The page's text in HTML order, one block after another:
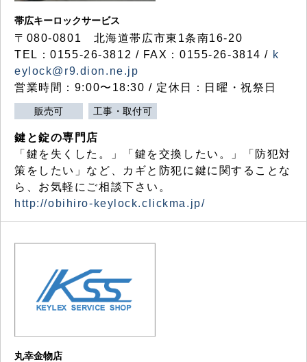
帯広キーロックサービス
〒080-0801 北海道帯広市東1条南16-20
TEL：0155-26-3812 / FAX：0155-26-3814 / k
eylock@r9.dion.ne.jp
営業時間：9:00〜18:30 / 定休日：日曜・祝祭日
販売可 工事・取付可
鍵と錠の専門店
「鍵を失くした。」「鍵を交換したい。」「防犯対
策をしたい」など、カギと防犯に鍵に関することな
ら、お気軽にご相談下さい。
http://obihiro-keylock.clickma.jp/
丸幸金物店